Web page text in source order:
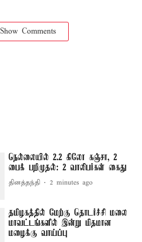
Show Comments
நெல்லையில் 2.2 கிலோ கஞ்சா, 2
பைக் பறிமுதல்: 2 வாலிபர்கள் கைது
தினத்தந்தி 2 minutes ago
தமிழகத்தில் மேற்கு தொடர்ச்சி மலை
மாவட்டங்களில் இன்று மிதமான
மழைக்கு வாய்ப்பு